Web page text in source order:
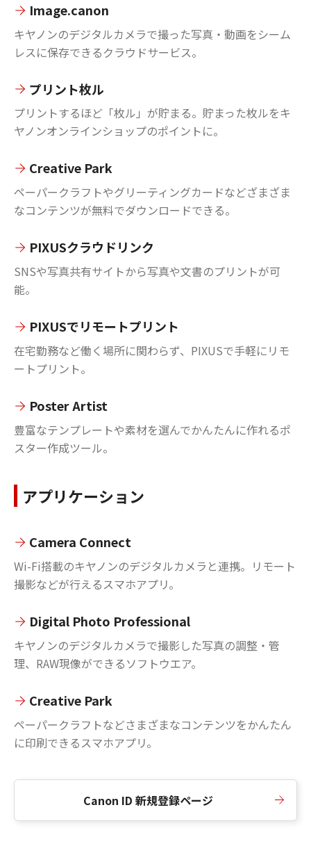
Image.canon
キヤノンのデジタルカメラで撮った写真・動画をシーム
レスに保存できるクラウドサービス。
プリント枚ル
プリントするほど「枚ル」が貯まる。貯まった枚ルをキ
ヤノンオンラインショップのポイントに。
Creative Park
ペーパークラフトやグリーティングカードなどざまざま
なコンテンツが無料でダウンロードできる。
PIXUSクラウドリンク
SNSや写真共有サイトから写真や文書のプリントが可
能。
PIXUSでリモートプリント
在宅勤務など働く場所に関わらず、PIXUSで手軽にリモ
ートプリント。
Poster Artist
豊富なテンプレートや素材を選んでかんたんに作れるポ
スター作成ツール。
アプリケーション
Camera Connect
Wi-Fi搭載のキヤノンのデジタルカメラと連携。リモート
撮影などが行えるスマホアプリ。
Digital Photo Professional
キヤノンのデジタルカメラで撮影した写真の調整・管
理、RAW現像ができるソフトウエア。
Creative Park
ペーパークラフトなどさまざまなコンテンツをかんたん
に印刷できるスマホアプリ。
Canon ID 新規登録ページ